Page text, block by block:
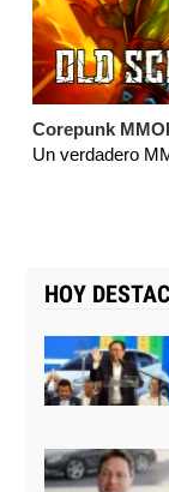
Corepunk
Un verdadero
HOY